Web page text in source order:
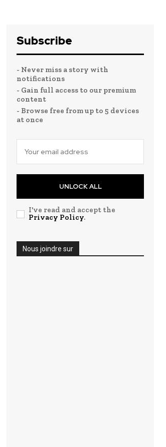
Subscribe
- Never miss a story with
notifications
- Gain full access to our premium
content
- Browse free from up to 5 devices
at once
UNLOCK ALL
I've read and accept the
Privacy Policy.
Nous joindre sur